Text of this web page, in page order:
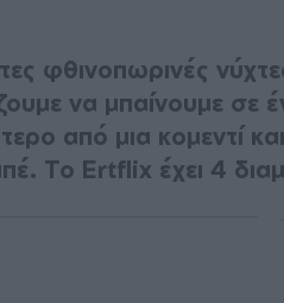
φθινοπωρινές
να μπαίνουμε σε
από μια κομεντί
Το Ertflix έχει 4